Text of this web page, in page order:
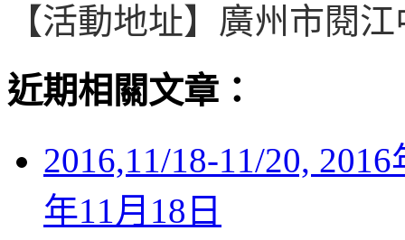
【活動地址】 廣州市閱江
近期相關文章：
2016,11/18-11/20,
年11月18日